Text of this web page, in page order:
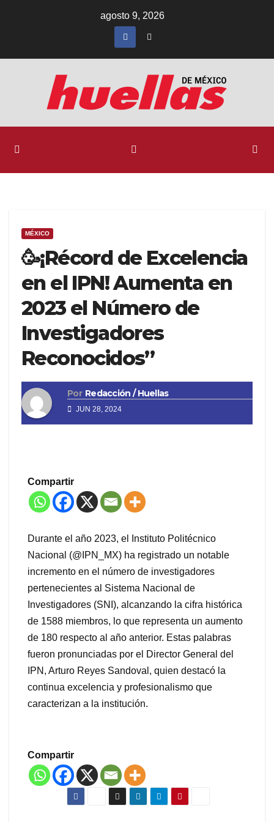
agosto 9, 2026
MÉXICO
🥳¡Récord de Excelencia
en el IPN! Aumenta en
2023 el Número de
Investigadores
Reconocidos”
Por Redacción / Huellas
JUN 28, 2024
Compartir
Durante el año 2023, el Instituto Politécnico
Nacional (@IPN_MX) ha registrado un notable
incremento en el número de investigadores
pertenecientes al Sistema Nacional de
Investigadores (SNI), alcanzando la cifra histórica
de 1588 miembros, lo que representa un aumento
de 180 respecto al año anterior. Estas palabras
fueron pronunciadas por el Director General del
IPN, Arturo Reyes Sandoval, quien destacó la
continua excelencia y profesionalismo que
caracterizan a la institución.
Compartir